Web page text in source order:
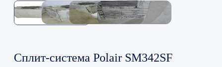
Сплит-система Polair SM342SF